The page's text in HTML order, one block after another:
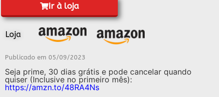
Ir à loja
Loja
Publicado em 05/09/2023
Seja prime, 30 dias grátis e pode cancelar quando
quiser (Inclusive no primeiro mês):
https://amzn.to/48RA4Ns